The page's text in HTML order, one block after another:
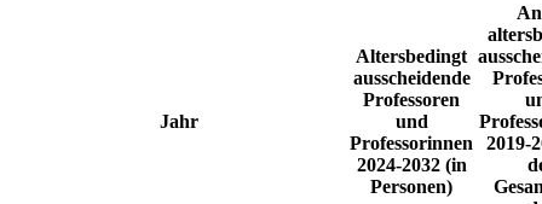
Jahr
Altersbedingt
ausscheidende
Professoren
und
Professorinnen
2024-2032 (in
Personen)
2019-